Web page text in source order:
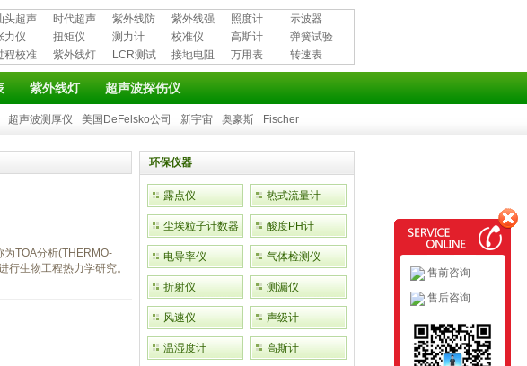
头超声
声探伤
时代超声
波探伤仪
紫外线防
护用品
紫外线强
度计
照度计
示波器
力仪 扭矩仪 测力计 校准仪 高斯计
弹簧试验
机
程校准
紫外线灯
LCR测试
仪
接地电阻
测试仪
万用表 转速表
紫外线灯 超声波探伤仪
超声波测厚仪 美国DeFelsko公司 新宇宙 奥豪斯 Fischer
TOA分析(THERMO-
行生物工程热力学研究。
环保仪器
露点仪 热式流量计
尘埃粒子计数器 酸度PH计
电导率仪 气体检测仪
折射仪 测漏仪
风速仪 声级计
温湿度计 高斯计
售前咨询
售后咨询